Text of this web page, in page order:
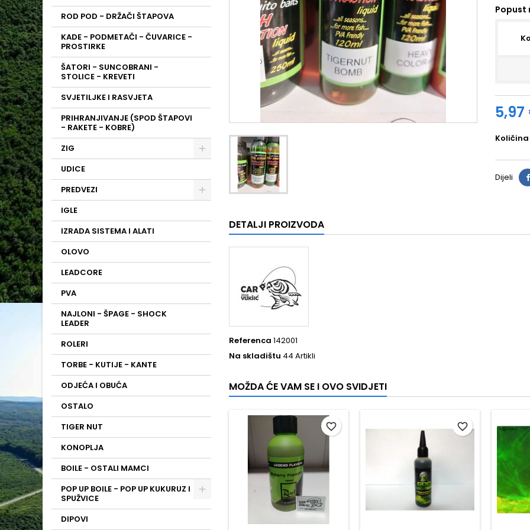
ROD POD - DRŽAČI ŠTAPOVA
KADE - PODMETAČI - ČUVARICE -
PROSTIRKE
ŠATORI - SUNCOBRANI -
STOLICE - KREVETI
SVJETILJKE I RASVJETA
PRIHRANJIVANJE (SPOD ŠTAPOVI
- RAKETE - KOBRE)
ZIG
UDICE
PREDVEZI
IGLE
IZRADA SISTEMA I ALATI
OLOVO
LEADCORE
PVA
NAJLONI - ŠPAGE - SHOCK
LEADER
ROLERI
TORBE - KUTIJE - KANTE
ODJEĆA I OBUĆA
OSTALO
TIGER NUT
KONOPLJA
BOILE - OSTALI MAMCI
POP UP BOILE - POP UP KUKURUZ I
SPUŽVICE
DIPOVI
Popust
5,97
Količina
Dijeli
DETALJI PROIZVODA
Referenca 142001
Na skladištu 44 Artikli
MOŽDA ĆE VAM SE I OVO SVIDJETI
favorite_border favorite_border